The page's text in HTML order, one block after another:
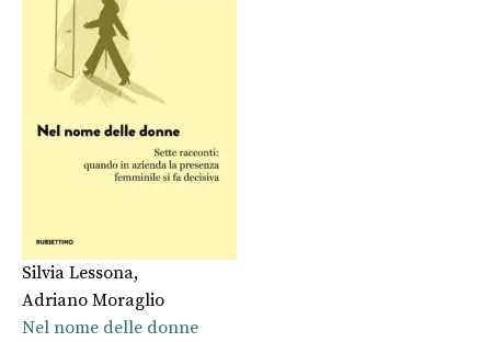
Silvia Lessona,
Adriano Moraglio
Nel nome delle donne